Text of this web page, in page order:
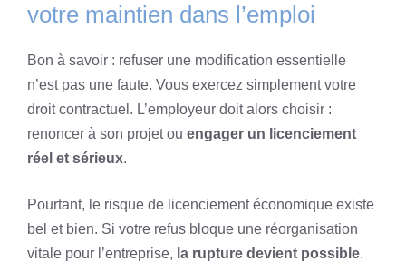
votre maintien dans l’emploi
Bon à savoir : refuser une modification essentielle
n’est pas une faute. Vous exercez simplement votre
droit contractuel. L’employeur doit alors choisir :
renoncer à son projet ou engager un licenciement
réel et sérieux.
Pourtant, le risque de licenciement économique existe
bel et bien. Si votre refus bloque une réorganisation
vitale pour l’entreprise, la rupture devient possible.